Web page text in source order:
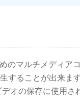
のマルチメディア
することが出来ま
オの保存に使用さ